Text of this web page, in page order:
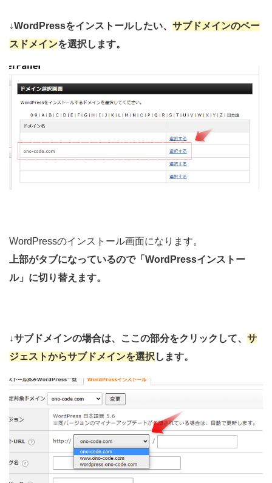
↓WordPressをインストールしたい、 サブドメインのベー
スドメインを選択します。
WordPressのインストール画面になります。
上部がタブになっているので「WordPressインストー
ル」に切り替えます。
↓サブドメインの場合は、ここの部分をクリックして、 サ
ジェストからサブドメインを選択 します。